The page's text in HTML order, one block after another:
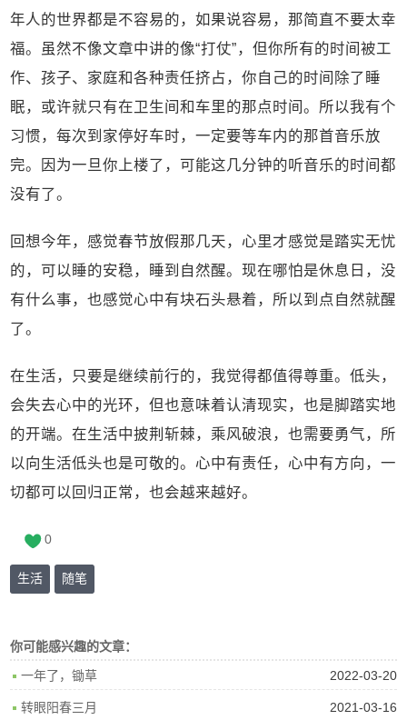
年人的世界都是不容易的，如果说容易，那简直不要太幸
福。虽然不像文章中讲的像“打仗”，但你所有的时间被工
作、孩子、家庭和各种责任挤占，你自己的时间除了睡
眠，或许就只有在卫生间和车里的那点时间。所以我有个
习惯，每次到家停好车时，一定要等车内的那首音乐放
完。因为一旦你上楼了，可能这几分钟的听音乐的时间都
没有了。
回想今年，感觉春节放假那几天，心里才感觉是踏实无忧
的，可以睡的安稳，睡到自然醒。现在哪怕是休息日，没
有什么事，也感觉心中有块石头悬着，所以到点自然就醒
了。
在生活，只要是继续前行的，我觉得都值得尊重。低头，
会失去心中的光环，但也意味着认清现实，也是脚踏实地
的开端。在生活中披荆斩棘，乘风破浪，也需要勇气，所
以向生活低头也是可敬的。心中有责任，心中有方向，一
切都可以回归正常，也会越来越好。
0
生活 随笔
你可能感兴趣的文章：
2022-03-20
一年了，锄草
2021-03-16
转眼阳春三月